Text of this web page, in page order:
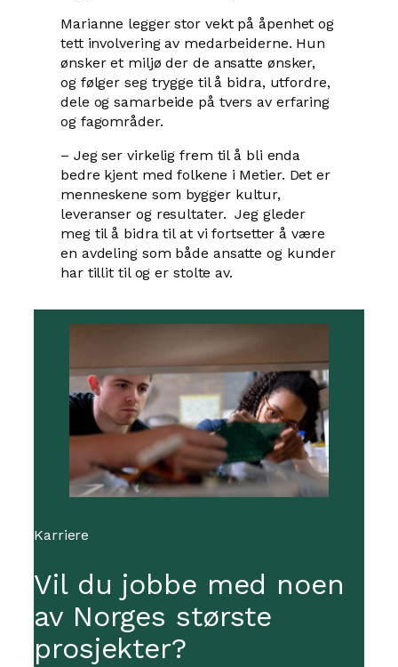
Marianne legger stor vekt på åpenhet og
tett involvering av medarbeiderne. Hun
ønsker et miljø der de ansatte ønsker,
og følger seg trygge til å bidra, utfordre,
dele og samarbeide på tvers av erfaring
og fagområder.
– Jeg ser virkelig frem til å bli enda
bedre kjent med folkene i Metier. Det er
menneskene som bygger kultur,
leveranser og resultater. Jeg gleder
meg til å bidra til at vi fortsetter å være
en avdeling som både ansatte og kunder
har tillit til og er stolte av.
Karriere
Vil du jobbe med noen
av Norges største
prosjekter?